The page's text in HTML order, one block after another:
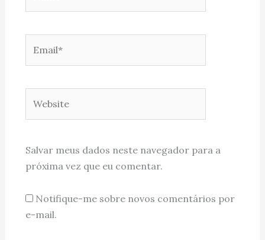
Salvar meus dados neste navegador para a
próxima vez que eu comentar.
Notifique-me sobre novos comentários por
e-mail.